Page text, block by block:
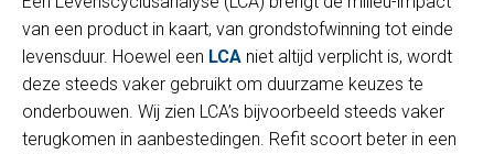
van een product in kaart, van grondstofwinning tot einde
levensduur. Hoewel een LCA niet altijd verplicht is, wordt
deze steeds vaker gebruikt om duurzame keuzes te
onderbouwen. Wij zien LCA’s bijvoorbeeld steeds vaker
terugkomen in aanbestedingen. Refit scoort beter in een